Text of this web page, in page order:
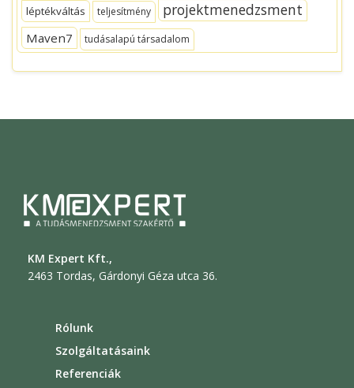
léptékváltás teljesítmény projektmenedzsment
Maven7 tudásalapú társadalom
KM Expert Kft.,
2463 Tordas, Gárdonyi Géza utca 36.
Rólunk
Szolgáltatásaink
Referenciák